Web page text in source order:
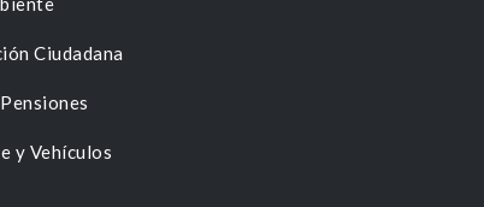
Ciudadana
y Vehículos